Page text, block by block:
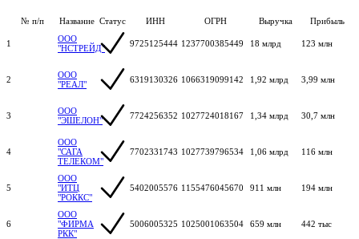
№ п/п Название Статус ИНН ОГРН Выручка Прибыль
1
ООО
"НСТРЕЙД"
9725125444 1237700385449 18 млрд 123 млн
2
ООО
"РЕАЛ"
6319130326 1066319099142 1,92 млрд 3,99 млн
3
ООО
"ЭШЕЛОН"
7724256352 1027724018167 1,34 млрд 30,7 млн
4
ООО
"САГА
ТЕЛЕКОМ"
7702331743 1027739796534 1,06 млрд 116 млн
5
ООО
"ИТЦ
"РОККС"
5402005576 1155476045670 911 млн 194 млн
6
ООО
"ФИРМА
РКК"
5006005325 1025001063504 659 млн 442 тыс